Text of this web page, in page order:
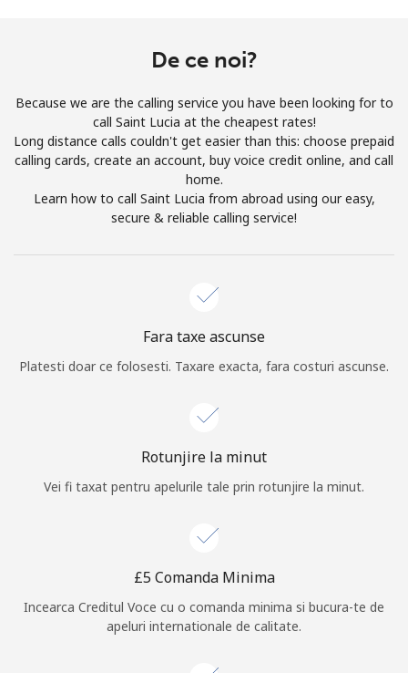
Buna!
sau
Continua cu
De ce noi?
Because we are the calling service you have been looking for to
call Saint Lucia at the cheapest rates!
Long distance calls couldn't get easier than this: choose prepaid
calling cards, create an account, buy voice credit online, and call
home.
Learn how to call Saint Lucia from abroad using our easy,
secure & reliable calling service!
Fara taxe ascunse
Platesti doar ce folosesti. Taxare exacta, fara costuri ascunse.
Rotunjire la minut
Vei fi taxat pentru apelurile tale prin rotunjire la minut.
⁦£5⁩ Comanda Minima
Incearca Creditul Voce cu o comanda minima si bucura-te de
apeluri internationale de calitate.